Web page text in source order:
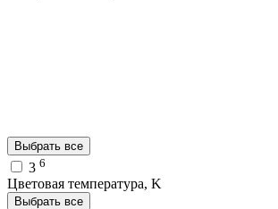
Выбрать все
3 6
Цветовая температура, K
Выбрать все